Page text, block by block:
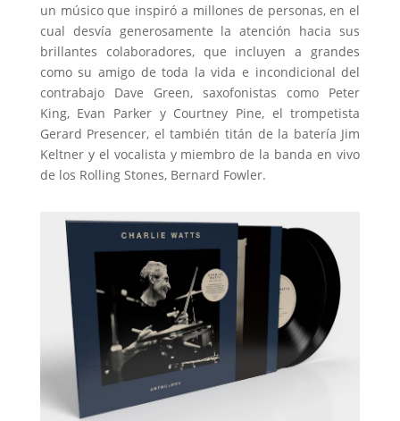
un músico que inspiró a millones de personas, en el
cual desvía generosamente la atención hacia sus
brillantes colaboradores, que incluyen a grandes
como su amigo de toda la vida e incondicional del
contrabajo Dave Green, saxofonistas como Peter
King, Evan Parker y Courtney Pine, el trompetista
Gerard Presencer, el también titán de la batería Jim
Keltner y el vocalista y miembro de la banda en vivo
de los Rolling Stones, Bernard Fowler.